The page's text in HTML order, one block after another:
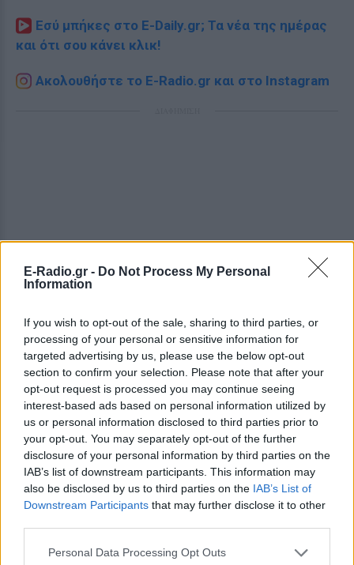
E-Radio.gr - Do Not Process My Personal
Information
If you wish to opt-out of the sale, sharing to third parties, or
processing of your personal or sensitive information for
targeted advertising by us, please use the below opt-out
section to confirm your selection. Please note that after your
opt-out request is processed you may continue seeing
interest-based ads based on personal information utilized by
us or personal information disclosed to third parties prior to
your opt-out. You may separately opt-out of the further
disclosure of your personal information by third parties on the
IAB’s list of downstream participants. This information may
also be disclosed by us to third parties on the IAB’s List of
Downstream Participants that may further disclose it to other
Personal Data Processing Opt Outs
Εσύ μπήκες στο E-Daily.gr; Τα νέα της ημέρας
και ότι σου κάνει κλικ!
Ακολουθήστε το E-Radio.gr και στο Instagram
ΔΕΙΤΕ ΕΠΙΣΗΣ